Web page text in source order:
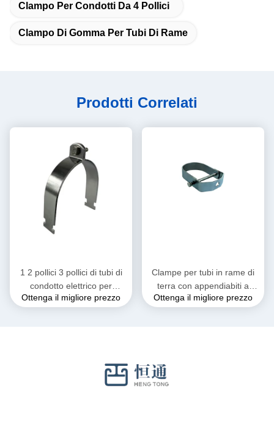
Clampo Per Condotti Da 4 Pollici
Clampo Di Gomma Per Tubi Di Rame
Prodotti Correlati
1 2 pollici 3 pollici di tubi di
condotto elettrico per
idraulici
Ottenga il migliore prezzo
Clampe per tubi in rame di
terra con appendiabiti a
clevis regolabili in gomma
Ottenga il migliore prezzo